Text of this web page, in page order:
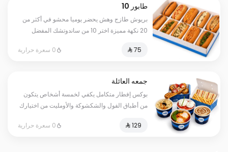
طابور 10
بريوش طازج وهش يحضر يوميا محشو في أكثر من
20 نكهة مميزة اختر 10 من ساندوتشك المفضل
0 سعرة حرارية
جمعه العائلة
بوكس إفطار متكامل يكفي لخمسة أشخاص يتكون
من أطباق الفول والشكشوكة والأومليت من اختيارك
ومعصوب أبويا والفرنش توست وساندويتش الكلوب
0 سعرة حرارية